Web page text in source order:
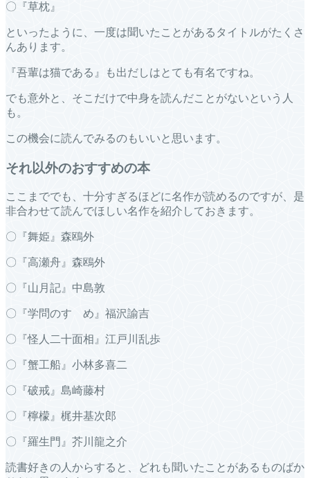
〇『草枕』
といったように、一度は聞いたことがあるタイトルがたくさ
んあります。
『吾輩は猫である』も出だしはとても有名ですね。
でも意外と、そこだけで中身を読んだことがないという人
も。
この機会に読んでみるのもいいと思います。
それ以外のおすすめの本
ここまででも、十分すぎるほどに名作が読めるのですが、是
非合わせて読んでほしい名作を紹介しておきます。
〇『舞姫』森鴎外
〇『高瀬舟』森鴎外
〇『山月記』中島敦
〇『学問のすゝめ』福沢諭吉
〇『怪人二十面相』江戸川乱歩
〇『蟹工船』小林多喜二
〇『破戒』島崎藤村
〇『檸檬』梶井基次郎
〇『羅生門』芥川龍之介
読書好きの人からすると、どれも聞いたことがあるものばか